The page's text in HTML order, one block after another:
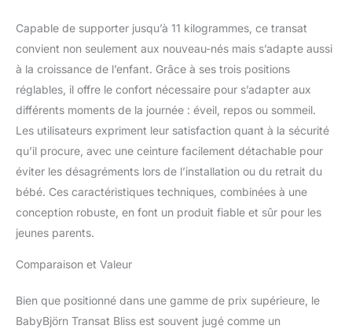
Capable de supporter jusqu’à 11 kilogrammes, ce transat
convient non seulement aux nouveau-nés mais s’adapte aussi
à la croissance de l’enfant. Grâce à ses trois positions
réglables, il offre le confort nécessaire pour s’adapter aux
différents moments de la journée : éveil, repos ou sommeil.
Les utilisateurs expriment leur satisfaction quant à la sécurité
qu’il procure, avec une ceinture facilement détachable pour
éviter les désagréments lors de l’installation ou du retrait du
bébé. Ces caractéristiques techniques, combinées à une
conception robuste, en font un produit fiable et sûr pour les
jeunes parents.
Comparaison et Valeur
Bien que positionné dans une gamme de prix supérieure, le
BabyBjörn Transat Bliss est souvent jugé comme un